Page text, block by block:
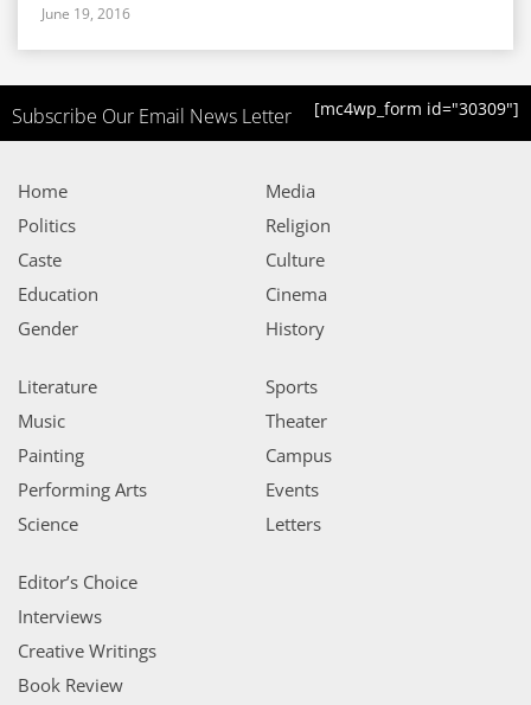
June 19, 2016
Subscribe Our Email News Letter [mc4wp_form id="30309"]
Home
Politics
Caste
Education
Gender
Media
Religion
Culture
Cinema
History
Literature
Music
Painting
Performing Arts
Science
Sports
Theater
Campus
Events
Letters
Editor’s Choice
Interviews
Creative Writings
Book Review